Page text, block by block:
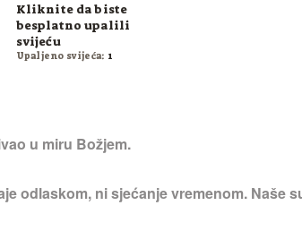
Kliknite da biste
besplatno upalili
svijeću
Upaljeno svijeća: 1
u miru Božjem.
odlaskom, ni sjećanje vremenom. Naše